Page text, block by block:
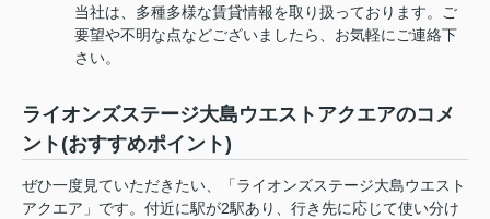
当社は、多種多様な賃貸情報を取り扱っております。ご
要望や不明な点などございましたら、お気軽にご連絡下
さい。
ライオンズステージ大島ウエストアクエアのコメ
ント(おすすめポイント)
ぜひ一度見ていただきたい、「ライオンズステージ大島ウエスト
アクエア」です。付近に駅が2駅あり、行き先に応じて使い分け